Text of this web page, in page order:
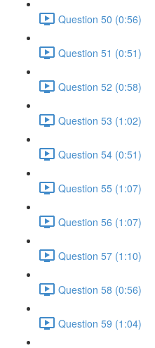
Question 50 (0:56)
Question 51 (0:51)
Question 52 (0:58)
Question 53 (1:02)
Question 54 (0:51)
Question 55 (1:07)
Question 56 (1:07)
Question 57 (1:10)
Question 58 (0:56)
Question 59 (1:04)